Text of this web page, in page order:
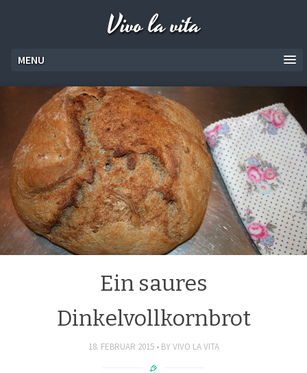
Vivo la vita
MENU
Ein saures
Dinkelvollkornbrot
18. FEBRUAR 2015 BY VIVO LA VITA